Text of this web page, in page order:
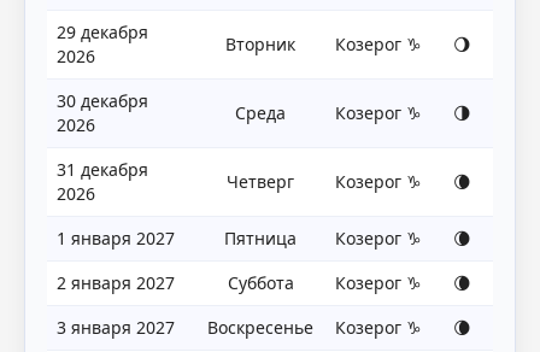
29 декабря
2026
Вторник Козерог ♑ 🌖
30 декабря
2026
Среда Козерог ♑ 🌗
31 декабря
2026
Четверг Козерог ♑ 🌘
1 января 2027 Пятница Козерог ♑
🌘
2 января 2027
Суббота Козерог ♑
🌘
3 января 2027
Воскресенье Козерог ♑
🌘